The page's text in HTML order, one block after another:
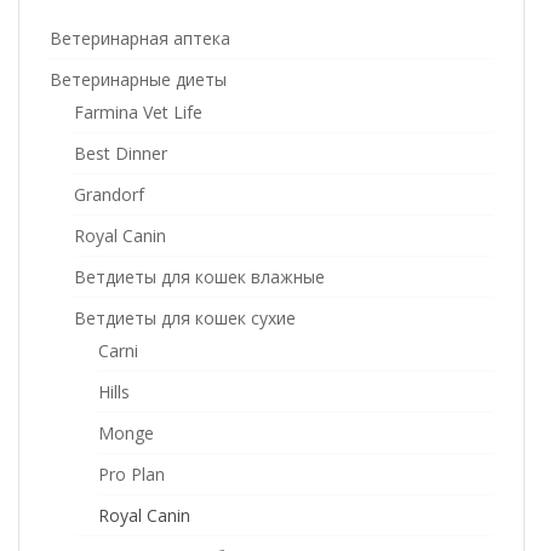
Ветеринарная аптека
Ветеринарные диеты
Farmina Vet Life
Best Dinner
Grandorf
Royal Canin
Ветдиеты для кошек влажные
Ветдиеты для кошек сухие
Carni
Hills
Monge
Pro Plan
Royal Canin